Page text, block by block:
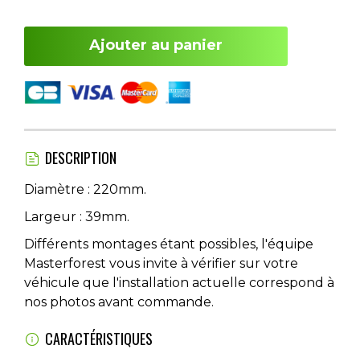
Ajouter au panier
DESCRIPTION
Diamètre : 220mm.
Largeur : 39mm.
Différents montages étant possibles, l'équipe
Masterforest vous invite à vérifier sur votre
véhicule que l'installation actuelle correspond à
nos photos avant commande.
CARACTÉRISTIQUES